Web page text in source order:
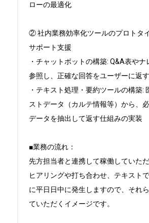
ローの最適化
② 社内業務効率化ツールのプロトタ
サポート支援
・チャットボットの構築: Q&A表や
参照し、正確な回答をユーザーに返
・テキスト処理・要約ツールの構築:
ストデータ（カルテ情報等）から、
データを抽出して返す仕組みの実装
■業務の流れ：
先方担当者と連携して稼働していただ
ヒアリングや打ち合わせ、テキスト
に平日日中に発生しますので、それ
ていただくイメージです。